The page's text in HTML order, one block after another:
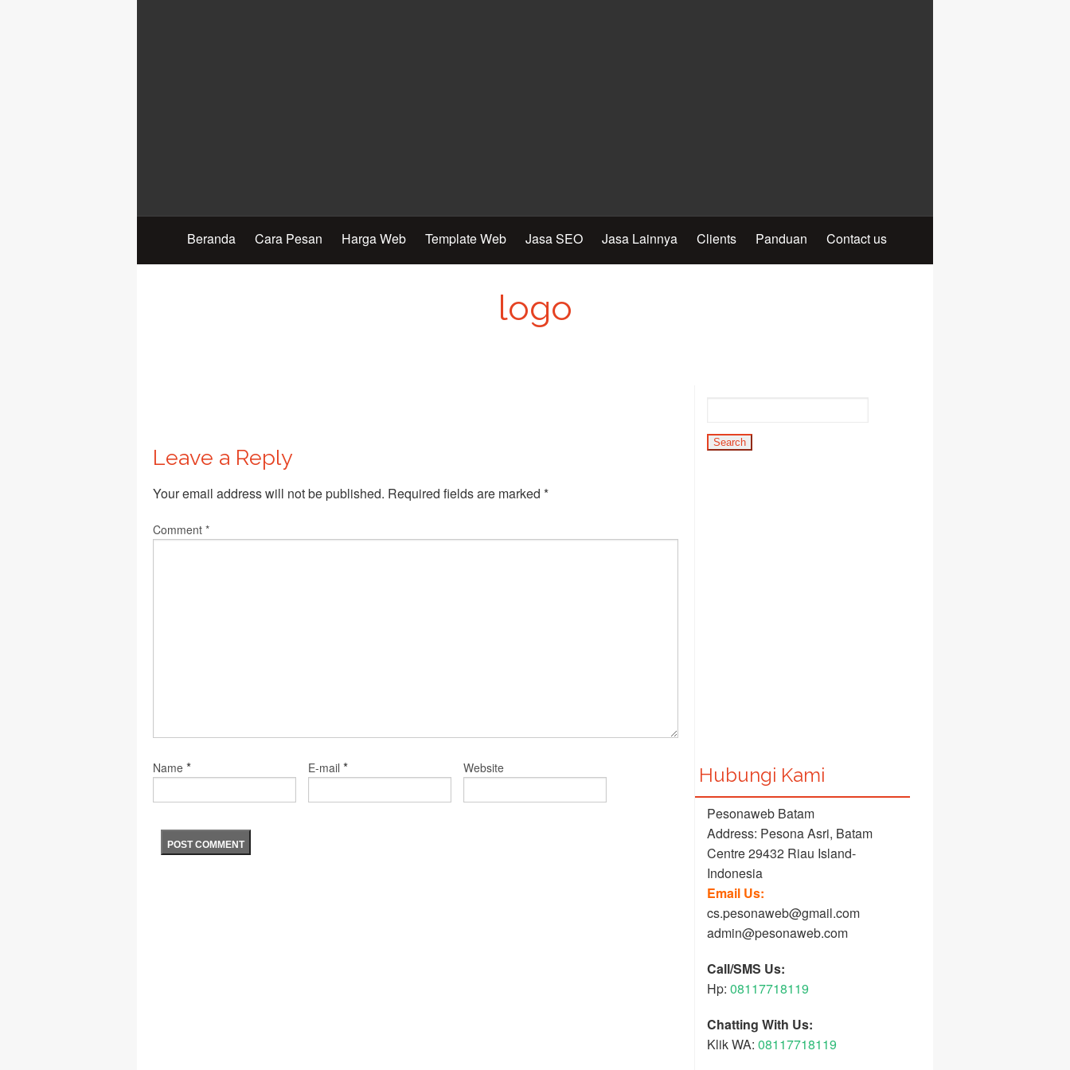
Beranda Cara Pesan Harga Web Template Web Jasa SEO Jasa Lainnya Clients Panduan Contact us
logo
Leave a Reply
Your email address will not be published. Required fields are marked *
Comment *
Name * E-mail * Website Hubungi Kami
Pesonaweb Batam
Address: Pesona Asri, Batam
Centre 29432 Riau Island-
Indonesia
Email Us:
cs.pesonaweb@gmail.com
admin@pesonaweb.com
Call/SMS Us:
Hp: 08117718119
Chatting With Us:
Klik WA: 08117718119